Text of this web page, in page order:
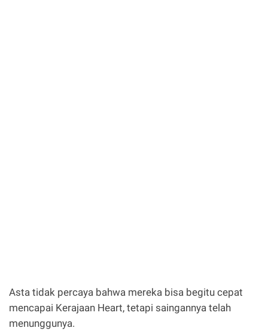
Asta tidak percaya bahwa mereka bisa begitu cepat
mencapai Kerajaan Heart, tetapi saingannya telah
menunggunya.